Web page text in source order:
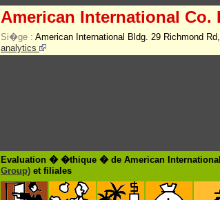
American International Co.
Si�ge : American International Bldg. 29 Richmond
analytics
Evaluation � �thique � de American
Group) et filiales